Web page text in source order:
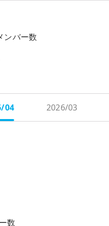
ンバー数
04 2026/03
数